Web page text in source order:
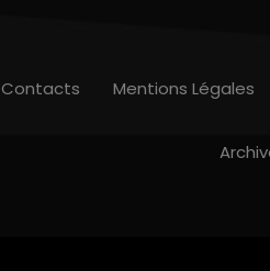
Contacts Mentions Légales